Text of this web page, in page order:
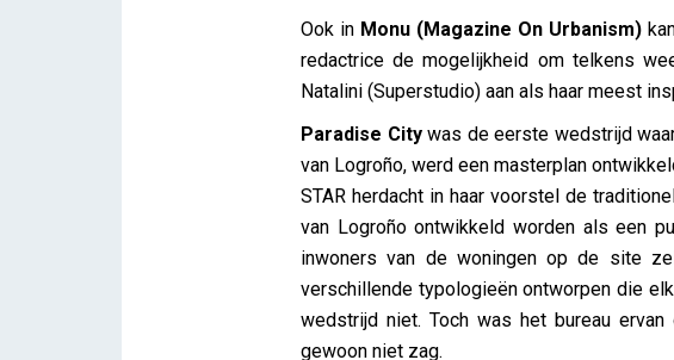
Ook in Monu (Magazine On Urbanism)
redactrice de mogelijkheid om telkens
Natalini (Superstudio) aan als haar meest
Paradise Citywas de eerste wedstrijd
van Logroño, werd een masterplan
STAR herdacht in haar voorstel de
van Logroño ontwikkeld worden als een
inwoners van de woningen op de site
verschillende typologieën ontworpen die
wedstrijd niet. Toch was het bureau
gewoon niet zag.